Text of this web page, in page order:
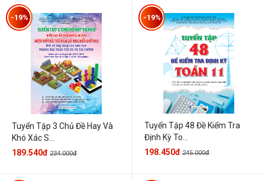
Tuyển Tập 3 Chủ Đề Hay Và
Khó Xác S...
-19%
189.540đ 234.000đ
Tuyển Tập 48 Đề Kiểm Tra
Định Kỳ To...
-19%
198.450đ 245.000đ